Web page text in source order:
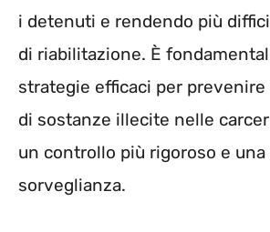
i detenuti e rendendo più
di riabilitazione. È
strategie efficaci per prevenire
di sostanze illecite nelle
un controllo più rigoroso e una
sorveglianza.